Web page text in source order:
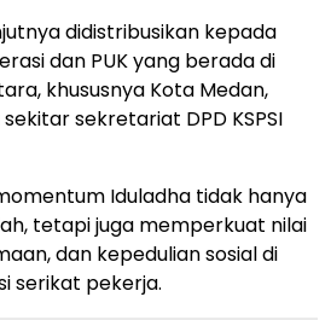
didistribusikan kepada
dan PUK yang berada di
khususnya Kota Medan,
sekretariat DPD KSPSI
Iduladha tidak hanya
tetapi juga memperkuat nilai
dan kepedulian sosial di
serikat pekerja.